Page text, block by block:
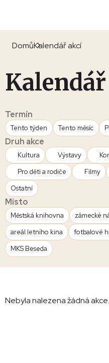
DomůKalendář akcí
Termín
Tento týden Tento měsíc
Druh akce
Kultura Výstavy
Pro děti a rodiče
Filmy
Ostatní
Místo
Městská knihovna zámecké
areál letního kina
fotbalové
MKS Beseda
Nebyla nalezena žádná akce.